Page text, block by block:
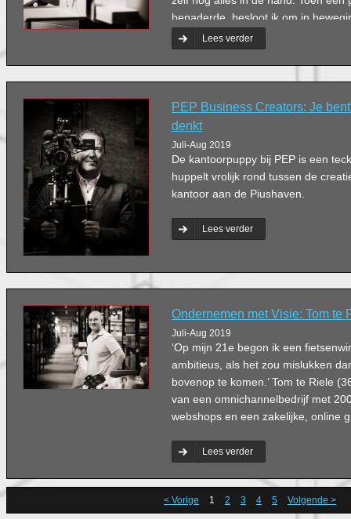
benaderde, besloot ik om in
Kuijpers.Lees verder
PEP Business Creators: Je
denkt
Juli-Aug 2019
De kantoorpuppy bij PEP is een
huppelt vrolijk rond tussen de
kantoor aan de Piushaven.
Lees verder
Ondernemen met Visie: Tom te
Juli-Aug 2019
‘Op mijn 21e begon ik een
ambitieus, als het zou mislukken
bovenop te komen.’ Tom te Riele
van een omnichannelbedrijf met
webshops en een zakelijke, online
Lees verder
< Vorige 1 2 3 4 5 Volgende >